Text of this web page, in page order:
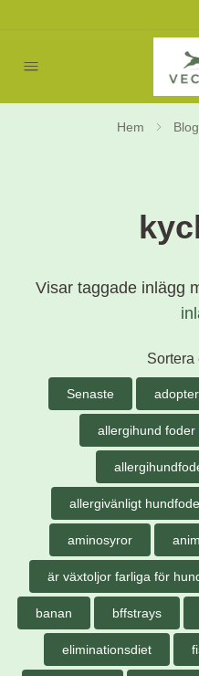
Hem
Visar taggade inlägg
Sortera
Senaste
allergihund foder
allergivänligt
aminosyror
är växtoljor farliga för
banan bffstrays
eliminationsdiet